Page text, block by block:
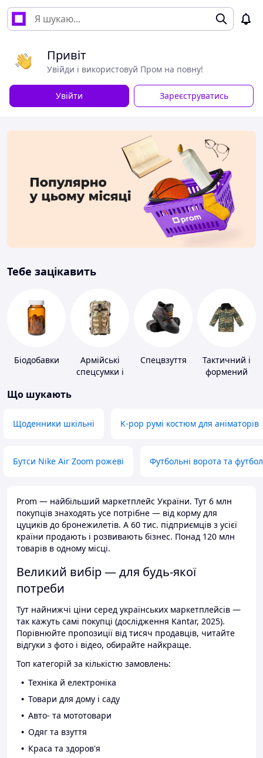
Привіт
Увійди і використовуй Пром на повну!
Увійти Зареєструватись
Тебе зацікавить
Біодобавки
Армійські
спецсумки і
Спецвзуття
Тактичний і
формений
Що шукають
Щоденники шкільні K-pop румі костюм для аніматорів
Бутси Nike Air Zoom рожеві Футбольні ворота та
Prom — найбільший маркетплейс України. Тут 6 млн
покупців знаходять усе потрібне — від корму для
цуциків до бронежилетів. А 60 тис. підприємців з усієї
країни продають і розвивають бізнес. Понад 120 млн
товарів в одному місці.
Великий вибір — для будь-якої
потреби
Тут найнижчі ціни серед українських маркетплейсів —
так кажуть самі покупці (дослідження Kantar, 2025).
Порівнюйте пропозиції від тисяч продавців, читайте
відгуки з фото і відео, обирайте найкраще.
Топ категорій за кількістю замовлень:
Техніка й електроніка
Товари для дому і саду
Авто- та мототовари
Одяг та взуття
Краса та здоров'я